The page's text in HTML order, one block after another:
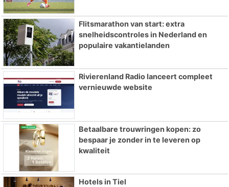
Flitsmarathon van start: extra
snelheidscontroles in Nederland en
populaire vakantielanden
Rivierenland Radio lanceert compleet
vernieuwde website
Betaalbare trouwringen kopen: zo
bespaar je zonder in te leveren op
kwaliteit
Hotels in Tiel